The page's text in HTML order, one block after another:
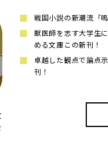
戦国小説の新潮流「
獣医師を志す大学生
める文庫この新刊！
卓越した観点で論点
刊！